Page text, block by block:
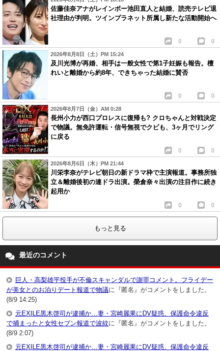
佐藤佳奈アナがレインボー池田直人と結婚、読売テレビ退
社理由が判明。ツインプラネット所属し新たな活動開始へ
0 0
2026年8月8日（土）PM 15:24
及川光博が再婚、相手は一般女性で第1子妊娠も報告。檀
れいと離婚から約8年、できちゃった結婚に賛否
0 0
2026年8月7日（金）AM 0:28
長州小力が西口プロレスに復帰も? クロちゃんと対戦決定
で物議。無免許運転・信号無視でクビも、3ヶ月でリング
に戻る
0 0
2026年8月6日（木）PM 21:44
川栄李奈がテレビ朝日の新ドラマ枠で主演報道。事務所独
立＆離婚後初の連ドラ出演。榮倉奈々出演の注目作に続き
起用か
0 0
もっと見る
最近のコメント
巨人・高梨雄平投手が不倫スキャンダルで謝罪コメント。フライデー
が美女とのお泊りデート報道で物議に『匿名』がコメントをしました。
(8/9 14:25)
元EXILE黒木啓司が逮捕か…妻・宮崎麗果にDV疑惑、保護命令違反
で捕まったと女性セブン報道で波紋に『匿名』がコメントをしました。
(8/9 2:07)
元EXILE黒木啓司が逮捕か…妻・宮崎麗果にDV疑惑、保護命令違反